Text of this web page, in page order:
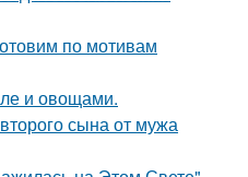
по мотивам
и овощами.
сына от мужа